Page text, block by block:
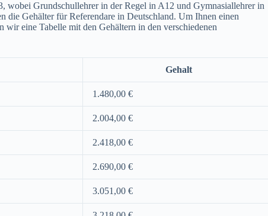
wobei Grundschullehrer in der Regel in A12 und Gymnasiallehrer in
die Gehälter für Referendare in Deutschland. Um Ihnen einen
eine Tabelle mit den Gehältern in den verschiedenen
Gehalt
1.480,00 €
2.004,00 €
2.418,00 €
2.690,00 €
3.051,00 €